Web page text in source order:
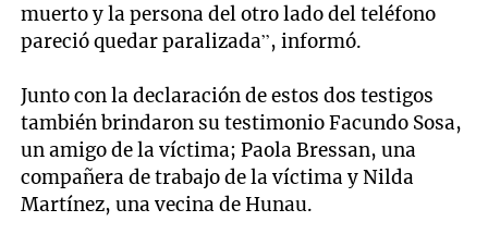
muerto y la persona del otro lado del teléfono
pareció quedar paralizada”, informó.
Junto con la declaración de estos dos testigos
también brindaron su testimonio Facundo Sosa,
un amigo de la víctima; Paola Bressan, una
compañera de trabajo de la víctima y Nilda
Martínez, una vecina de Hunau.